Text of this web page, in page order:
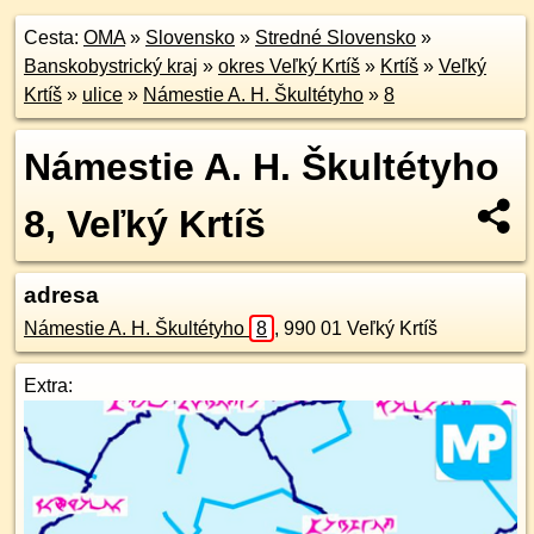
Cesta: OMA» Slovensko » Stredné Slovensko »
Banskobystrický kraj » okres Veľký Krtíš » Krtíš » Veľký
Krtíš » ulice » Námestie A. H. Škultétyho » 8
Námestie A. H. Škultétyho
8, Veľký Krtíš
adresa
Námestie A. H. Škultétyho 8 , 990 01 Veľký Krtíš
Extra: